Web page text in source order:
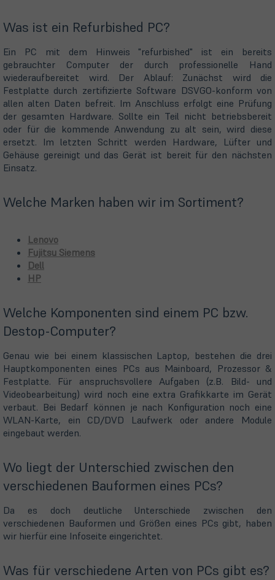
Was ist ein Refurbished PC?
Ein PC mit dem Hinweis "refurbished" ist ein bereits
gebrauchter Computer der durch professionelle Hand
wiederaufbereitet wird. Der Ablauf: Zunächst wird die
Festplatte durch zertifizierte Software DSVGO-konform von
allen alten Daten befreit. Im Anschluss erfolgt eine Prüfung
der gesamten Hardware. Sollte ein Teil nicht betriebsbereit
oder für die kommende Anwendung zu alt sein, wird diese
ersetzt. Im letzten Schritt werden Hardware, Lüfter und
Gehäuse gereinigt und das Gerät ist bereit für den nächsten
Einsatz.
Welche Marken haben wir im Sortiment?
Lenovo(öffnet
in
Fujitsu Siemens(öffnet
Dell
HP(öffnet
Tab)
Welche Komponenten sind einem PC bzw.
Destop-Computer?
Genau wie bei einem klassischen Laptop, bestehen die drei
Hauptkomponenten eines PCs aus Mainboard, Prozessor &
Festplatte. Für anspruchsvollere Aufgaben (z.B. Bild- und
Videobearbeitung) wird noch eine extra Grafikkarte im Gerät
verbaut. Bei Bedarf können je nach Konfiguration noch eine
WLAN-Karte, ein CD/DVD Laufwerk oder andere Module
eingebaut werden.
Wo liegt der Unterschied zwischen den
verschiedenen Bauformen eines PCs?
Da es doch deutliche Unterschiede zwischen den
verschiedenen Bauformen und Größen eines PCs gibt, haben
wir hierfür eine Infoseite eingerichtet.
Was für verschiedene Arten von PCs gibt es?